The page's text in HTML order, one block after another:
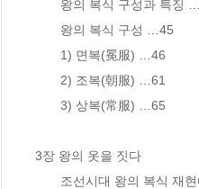
3장 왕의 옷을 짓다